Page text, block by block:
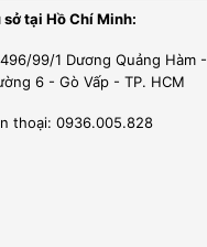
sở tại Hồ Chí Minh:
99/1 Dương Quảng Hàm -
6 - Gò Vấp - TP. HCM
thoại: 0936.005.828